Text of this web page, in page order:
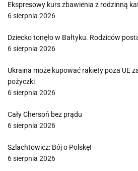
Ekspresowy kurs zbawienia z rodzinną
6 sierpnia 2026
Dziecko tonęło w Bałtyku. Rodziców
6 sierpnia 2026
Ukraina może kupować rakiety poza UE
pożyczki
6 sierpnia 2026
Cały Chersoń bez prądu
6 sierpnia 2026
Szlachtowicz: Bój o Polskę!
6 sierpnia 2026